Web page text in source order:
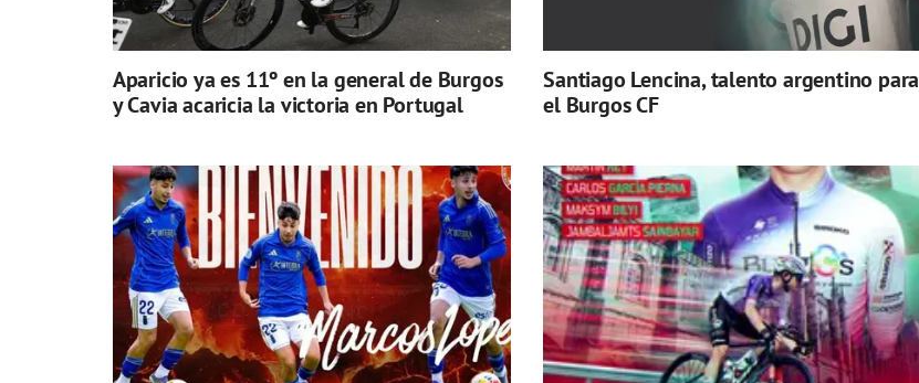
Aparicio ya es 11º en la general de Burgos
y Cavia acaricia la victoria en Portugal
Santiago Lencina, talento argentino para
el Burgos CF